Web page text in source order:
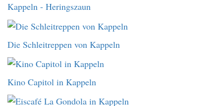
Kappeln - Heringszaun
Die Schleitreppen von Kappeln
Kino Capitol in Kappeln